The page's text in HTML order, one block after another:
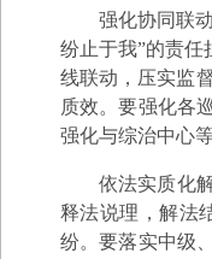
强化协同联
纷止于我”的责
线联动，压实监
质效。要强化各
强化与综治中心
依法实质化
释法说理，解法
纷。要落实中级